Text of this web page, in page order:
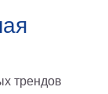
трендов